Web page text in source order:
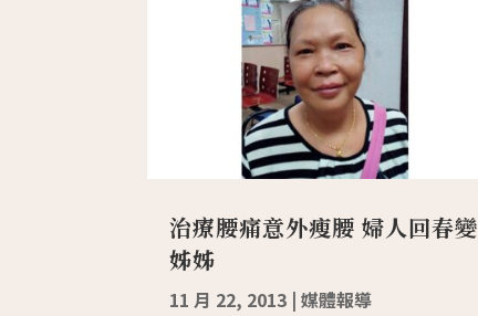
治療腰痛意外瘦腰 婦人回春變
姊姊
11 月 22, 2013 |媒體報導